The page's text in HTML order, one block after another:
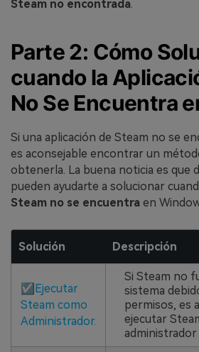
Steam no encontrada.
Parte 2: Cómo
cuando la
No Se Encuentra
Si una aplicación de Steam no se
es aconsejable encontrar un
obtenerla. La buena noticia es que
pueden ayudarte a solucionar
Steam no se encuentra en
Solución Descripción
☑ Ejecutar
Steam como
Administrador.
Si Steam no
sistema
permisos, es
ejecutar